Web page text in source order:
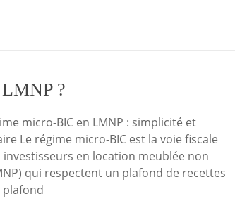
?
micro-BIC en LMNP : simplicité et
Le régime micro-BIC est la voie fiscale
en location meublée non
qui respectent un plafond de recettes
plafond